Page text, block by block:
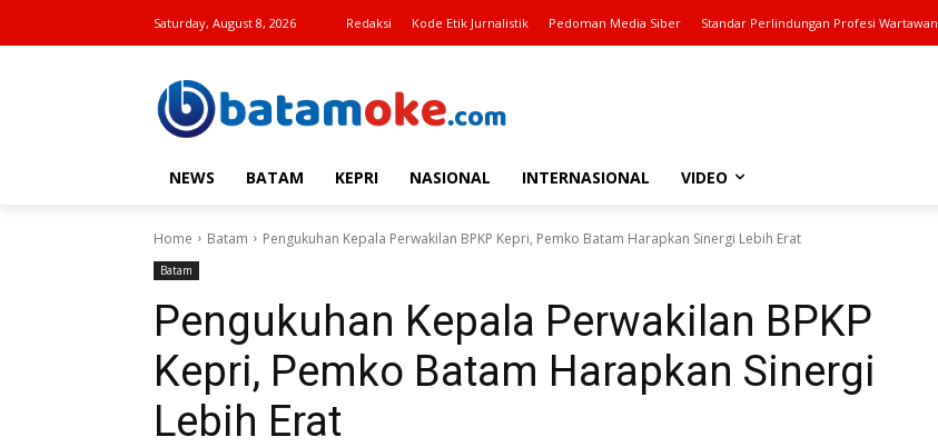
Saturday, August 8, 2026 Redaksi Kode Etik Jurnalistik Pedoman Media Siber Standar Perlindungan Profesi Wartawan
NEWS BATAM KEPRI NASIONAL INTERNASIONAL VIDEO
Home Batam Pengukuhan Kepala Perwakilan BPKP Kepri, Pemko Batam Harapkan Sinergi Lebih Erat
Batam
Pengukuhan Kepala Perwakilan BPKP
Kepri, Pemko Batam Harapkan Sinergi
Lebih Erat